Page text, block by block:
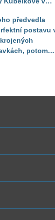
předvedla
postavu
potom